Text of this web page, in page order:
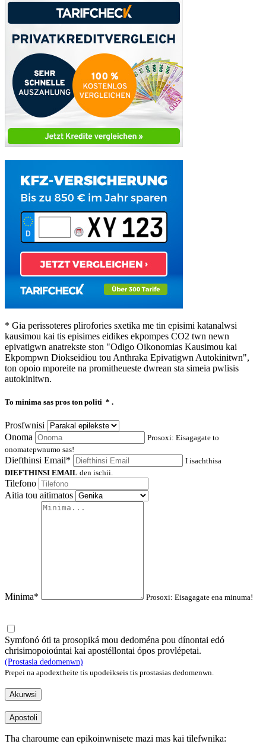
* Gia perissoteres plirofories sxetika me tin episimi katanalwsi
kausimou kai tis episimes eidikes ekpompes CO2 twn newn
epivatigwn anatrekste ston "Odigo Oikonomias Kausimou kai
Ekpompwn Diokseidiou tou Anthraka Epivatigwn Autokinitwn",
ton opoio mporeite na promitheueste dwrean sta simeia pwlisis
autokinitwn.
To minima sas pros ton politi * .
Prosfwnisi
Onoma
Prosoxi: Eisagagate to
onomatepwnumo sas!
Diefthinsi Email*
I isachthisa
DIEFTHINSI EMAIL den ischii.
Tilefono
Aitia tou aitimatos
Minima* Prosoxi: Eisagagate ena minuma!
Symfonó óti ta prosopiká mou dedoména pou dínontai edó
chrisimopoioúntai kai apostéllontai ópos provlépetai.
(Prostasia dedomenwn)
Prepei na apodextheite tis upodeikseis tis prostasias dedomenwn.
Akurwsi
Apostoli
Tha charoume ean epikoinwnisete mazi mas kai tilefwnika: